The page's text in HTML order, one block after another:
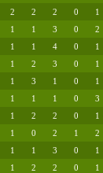
2 2 2 0 1
1 1 3 0 2
1 1 4 0 1
1 2 3 0 1
1 3 1 0 1
1 1 1 0 3
1 2 2 0 1
1 0 2 1 2
1 1 3 0 1
1 2 2 0 1